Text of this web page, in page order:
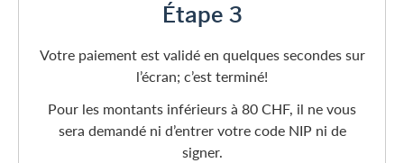
Étape 3
Votre paiement est validé en quelques secondes sur
l’écran; c’est terminé!
Pour les montants inférieurs à 80 CHF, il ne vous
sera demandé ni d’entrer votre code NIP ni de
signer.